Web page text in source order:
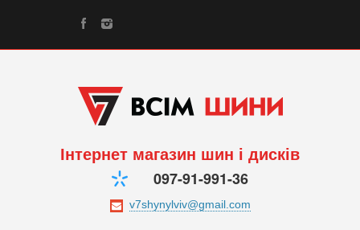
Інтернет магазин шин і дисків
097-91-991-36